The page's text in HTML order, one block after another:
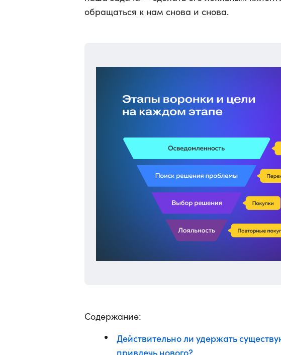
обращаться к нам снова и снова.
Содержание:
Действительно ли удержать
привлечь нового?